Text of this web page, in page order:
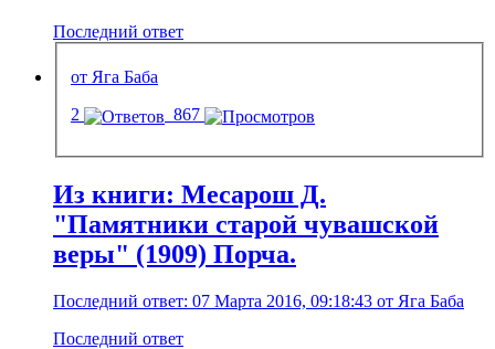
Последний ответ
от Яга Баба
2
867
Из книги: Месарош Д.
"Памятники старой чувашской
веры" (1909) Порча.
Последний ответ: 07 Марта 2016, 09:18:43 от Яга Баба
Последний ответ